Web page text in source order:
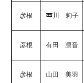
彦根 川 莉子
彦根 有田 凛音
彦根 山田 美羽